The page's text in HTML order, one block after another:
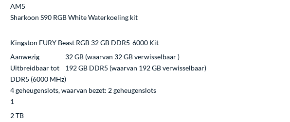
AM5
Sharkoon S90 RGB White Waterkoeling kit
Kingston FURY Beast RGB 32 GB DDR5-6000 Kit
Aanwezig
32 GB (waarvan 32 GB verwisselbaar )
Uitbreidbaar tot
192 GB DDR5 (waarvan 192 GB verwisselbaar)
DDR5 (6000 MHz)
4 geheugenslots, waarvan bezet: 2 geheugenslots
1
2 TB